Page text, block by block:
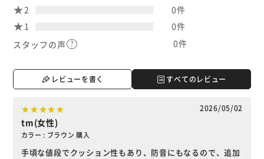
2
0件
1
0件
スタッフの声
0件
レビューを書く すべてのレビュー
2026/05/02
tm(女性)
カラー : ブラウン 購入
手頃な値段でクッション性もあり、防音にもなるので、追加